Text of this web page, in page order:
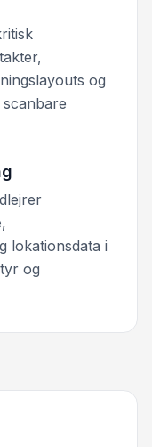
og
lokationsdata i
og